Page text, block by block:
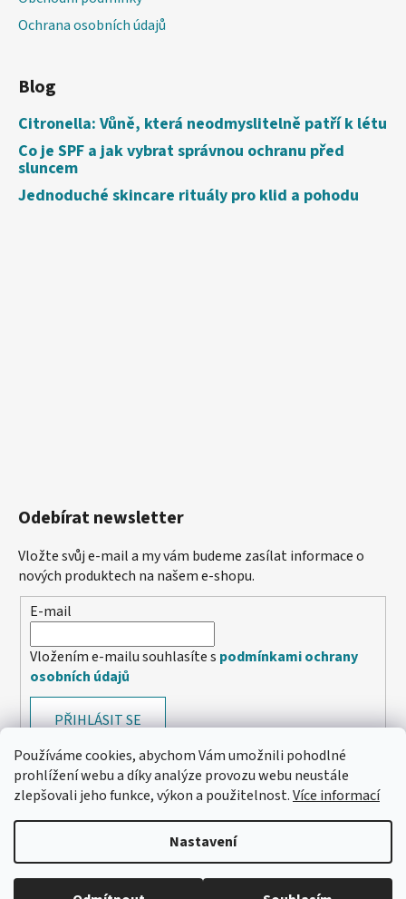
Používáme cookies, abychom Vám umožnili pohodlné
prohlížení webu a díky analýze provozu webu neustále
zlepšovali jeho funkce, výkon a použitelnost.Více informací
Nastavení
Ochrana osobních údajů
Blog
Citronella: Vůně, která neodmyslitelně patří k létu
Co je SPF a jak vybrat správnou ochranu před
sluncem
Jednoduché skincare rituály pro klid a pohodu
Odebírat newsletter
Vložte svůj e-mail a my vám budeme zasílat informace o
nových produktech na našem e-shopu.
E-mail
Vložením e-mailu souhlasíte s podmínkami ochrany
osobních údajů
PŘIHLÁSIT SE